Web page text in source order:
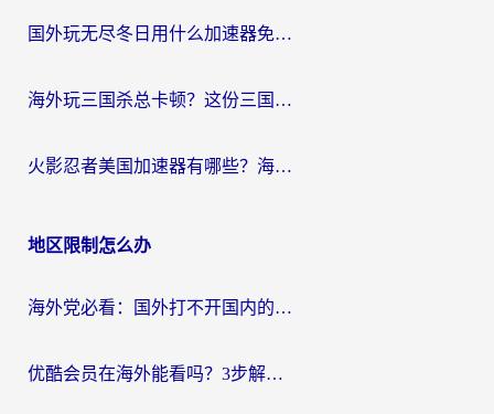
国外玩无尽冬日用什么加速器免费？海外党国服游戏加速避坑指南
海外玩三国杀总卡顿？这份三国杀游戏加速器指南帮你告别延迟烦恼
火影忍者美国加速器有哪些？海外党亲测的国服游戏加速全攻略（含菲律宾玩三国之刃守望黎明技巧）
地区限制怎么办
海外党必看：国外打不开国内的app怎么办？3步解决你的乡愁
优酷会员在海外能看吗？3步解决海外追剧难题，附实测好用加速器推荐